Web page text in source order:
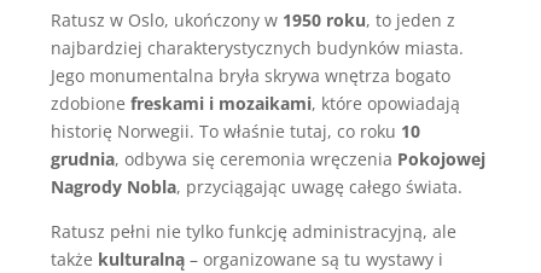
Ratusz w Oslo, ukończony w 1950 roku, to jeden z
najbardziej charakterystycznych budynków miasta.
Jego monumentalna bryła skrywa wnętrza bogato
zdobionefreskami i mozaikami, które opowiadają
historię Norwegii. To właśnie tutaj, co roku 10
grudnia, odbywa się ceremonia wręczenia Pokojowej
Nagrody Nobla, przyciągając uwagę całego świata.
Ratusz pełni nie tylko funkcję administracyjną, ale
także kulturalną – organizowane są tu wystawy i